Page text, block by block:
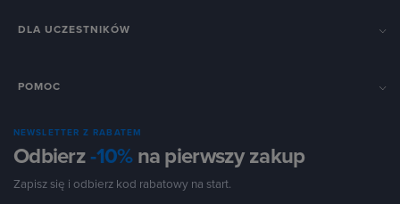
DLA UCZESTNIKÓW
POMOC
NEWSLETTER Z RABATEM
Odbierz-10%na pierwszy zakup
Zapisz się i odbierz kod rabatowy na start.